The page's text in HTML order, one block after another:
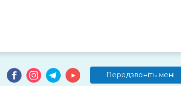
Передзвоніть мені